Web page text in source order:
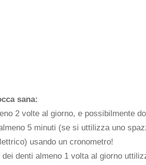
sana:
2 volte al giorno, e possibilmente
5 minuti (se si uttilizza uno
usando un cronometro!
dei denti almeno 1 volta al giorno